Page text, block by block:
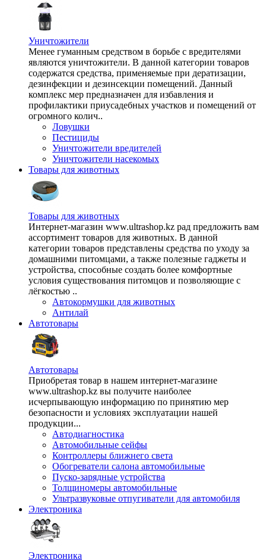
Уничтожители
Менее гуманным средством в борьбе с вредителями
являются уничтожители. В данной категории товаров
содержатся средства, применяемые при дератизации,
дезинфекции и дезинсекции помещений. Данный
комплекс мер предназначен для избавления и
профилактики приусадебных участков и помещений от
огромного колич..
Ловушки
Пестициды
Уничтожители вредителей
Уничтожители насекомых
Товары для животных
Товары для животных
Интернет-магазин www.ultrashop.kz рад предложить вам
ассортимент товаров для животных. В данной
категории товаров представлены средства по уходу за
домашними питомцами, а также полезные гаджеты и
устройства, способные создать более комфортные
условия существования питомцов и позволяющие с
лёгкостью ..
Автокормушки для животных
Антилай
Автотовары
Автотовары
Приобретая товар в нашем интернет-магазине
www.ultrashop.kz вы получите наиболее
исчерпывающую информацию по принятию мер
безопасности и условиях эксплуатации нашей
продукции...
Автодиагностика
Автомобильные сейфы
Контроллеры ближнего света
Обогреватели салона автомобильные
Пуско-зарядные устройства
Толщиномеры автомобильные
Ультразвуковые отпугиватели для автомобиля
Электроника
Электроника